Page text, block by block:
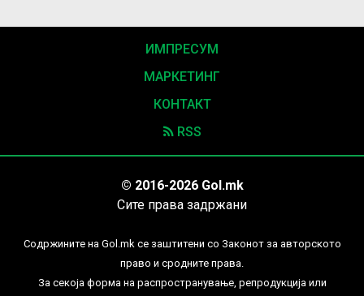
ИМПРЕСУМ
МАРКЕТИНГ
КОНТАКТ
RSS
© 2016-2026 Gol.mk
Сите права задржани
Содржините на Gol.mk се заштитени со Законот за авторското
право и сродните права.
За секоја форма на распространување, репродукција или